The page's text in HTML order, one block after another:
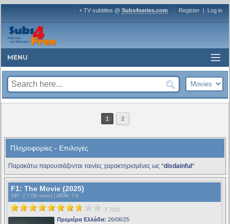
+ TV subtitles @ Subs4series.com Register | Log in
MENU
1 2
Πληροφορίες - Επιλογές
Παρακάτω παρουσιάζονται ταινίες χαρακτηρισμένες ως *disdainful *
F1: The Movie (2025)
S4F : 7.7 (50 votes) | iMDB: 7.6
7.7/10
Πρεμιέρα Ελλάδα: 26/06/25